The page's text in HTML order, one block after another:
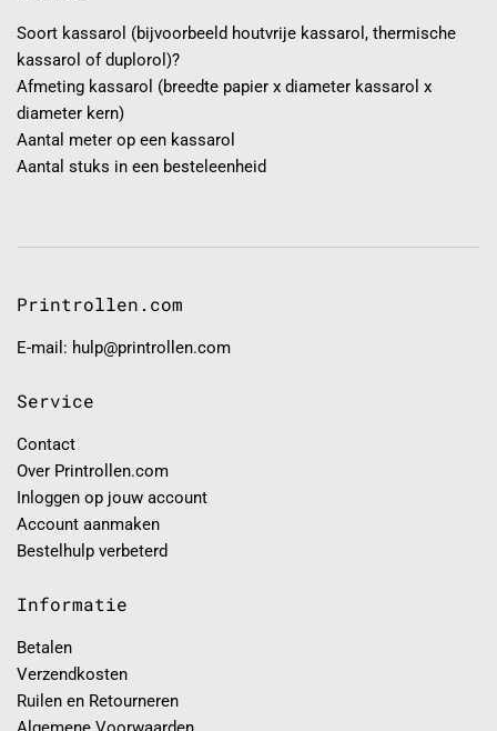
Soort kassarol (bijvoorbeeld houtvrije kassarol, thermische
kassarol of duplorol)?
Afmeting kassarol (breedte papier x diameter kassarol x
diameter kern)
Aantal meter op een kassarol
Aantal stuks in een besteleenheid
Printrollen.com
E-mail: hulp@printrollen.com
Service
Contact
Over Printrollen.com
Inloggen op jouw account
Account aanmaken
Bestelhulp verbeterd
Informatie
Betalen
Verzendkosten
Ruilen en Retourneren